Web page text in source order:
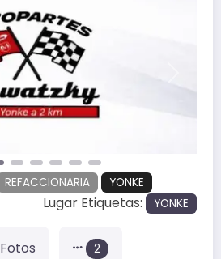
REFACCIONARIA YONKE
Lugar Etiquetas: YONKE
Fotos 2